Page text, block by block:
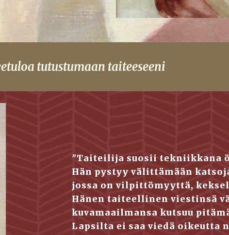
tutustumaan taiteeseeni
"Taiteilija suosii tekniikkana
Hän pystyy välittämään
jossa on vilpittömyyttä,
Hänen taiteellinen viestinsä
kuvamaailmansa kutsuu
Lapsilta ei saa viedä oikeutta